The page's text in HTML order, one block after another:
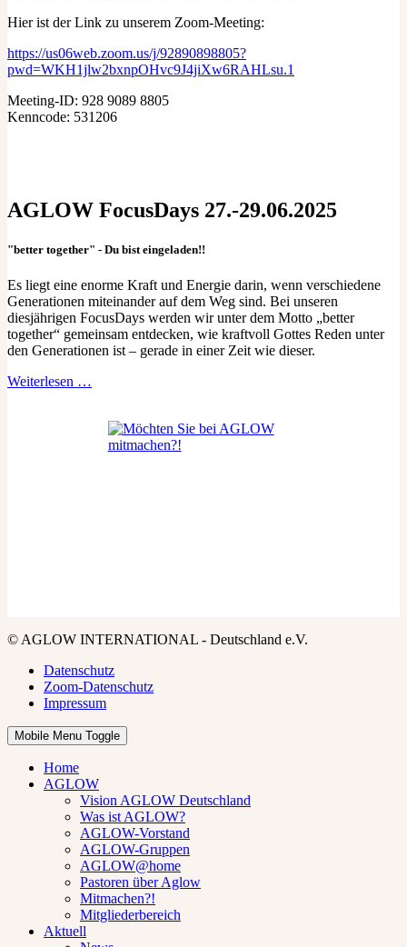
Hier ist der Link zu unserem Zoom-Meeting:
https://us06web.zoom.us/j/92890898805?
pwd=WKH1jlw2bxnpOHvc9J4jiXw6RAHLsu.1
Meeting-ID: 928 9089 8805
Kenncode: 531206
AGLOW FocusDays 27.-29.06.2025
"better together" - Du bist eingeladen!!
Es liegt eine enorme Kraft und Energie darin, wenn verschiedene
Generationen miteinander auf dem Weg sind. Bei unseren
diesjährigen FocusDays werden wir unter dem Motto „better
together“ gemeinsam entdecken, wie kraftvoll Gottes Reden unter
den Generationen ist – gerade in einer Zeit wie dieser.
Weiterlesen …
© AGLOW INTERNATIONAL - Deutschland e.V.
Datenschutz
Zoom-Datenschutz
Impressum
Mobile Menu Toggle
Home
AGLOW
Vision AGLOW Deutschland
Was ist AGLOW?
AGLOW-Vorstand
AGLOW-Gruppen
AGLOW@home
Pastoren über Aglow
Mitmachen?!
Mitgliederbereich
Aktuell